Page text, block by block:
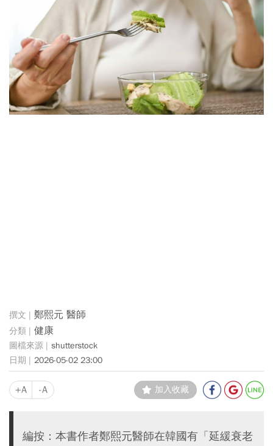
鄭熙元 醫師
健康
shutterstock
2026-05-02 23:00
+A -A 加入收藏
編按：本書作者鄭熙元醫師在韓國有「延緩衰老